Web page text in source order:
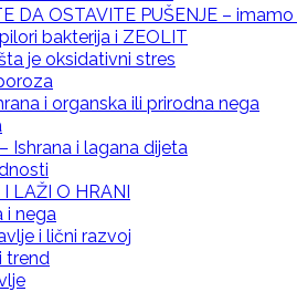
krema za svaki dan sa eteričnim
krema za svaki dan sa eteričnim
DA OSTAVITE PUŠENJE –
bakterija i ZEOLIT
je oksidativni stres
i organska ili prirodna nega
Ishrana i lagana dijeta
I LAŽI O HRANI
i nega
i lični razvoj
trend